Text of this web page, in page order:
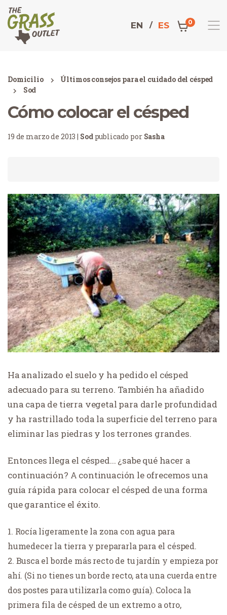
EN ES 0
Domicilio
Últimos consejos para el cuidado del césped
Sod
Cómo colocar el césped
19 de marzo de 2013 | Sod publicado por Sasha
Ha analizado el suelo y ha pedido el césped
adecuado para su terreno. También ha añadido
una capa de tierra vegetal para darle profundidad
y ha rastrillado toda la superficie del terreno para
eliminar las piedras y los terrones grandes.
Entonces llega el césped... ¿sabe qué hacer a
continuación? A continuación le ofrecemos una
guía rápida para colocar el césped de una forma
que garantice el éxito.
Rocía ligeramente la zona con agua para
humedecer la tierra y prepararla para el césped.
Busca el borde más recto de tu jardín y empieza por
ahí. (Si no tienes un borde recto, ata una cuerda entre
dos postes para utilizarla como guía). Coloca la
primera fila de césped de un extremo a otro,